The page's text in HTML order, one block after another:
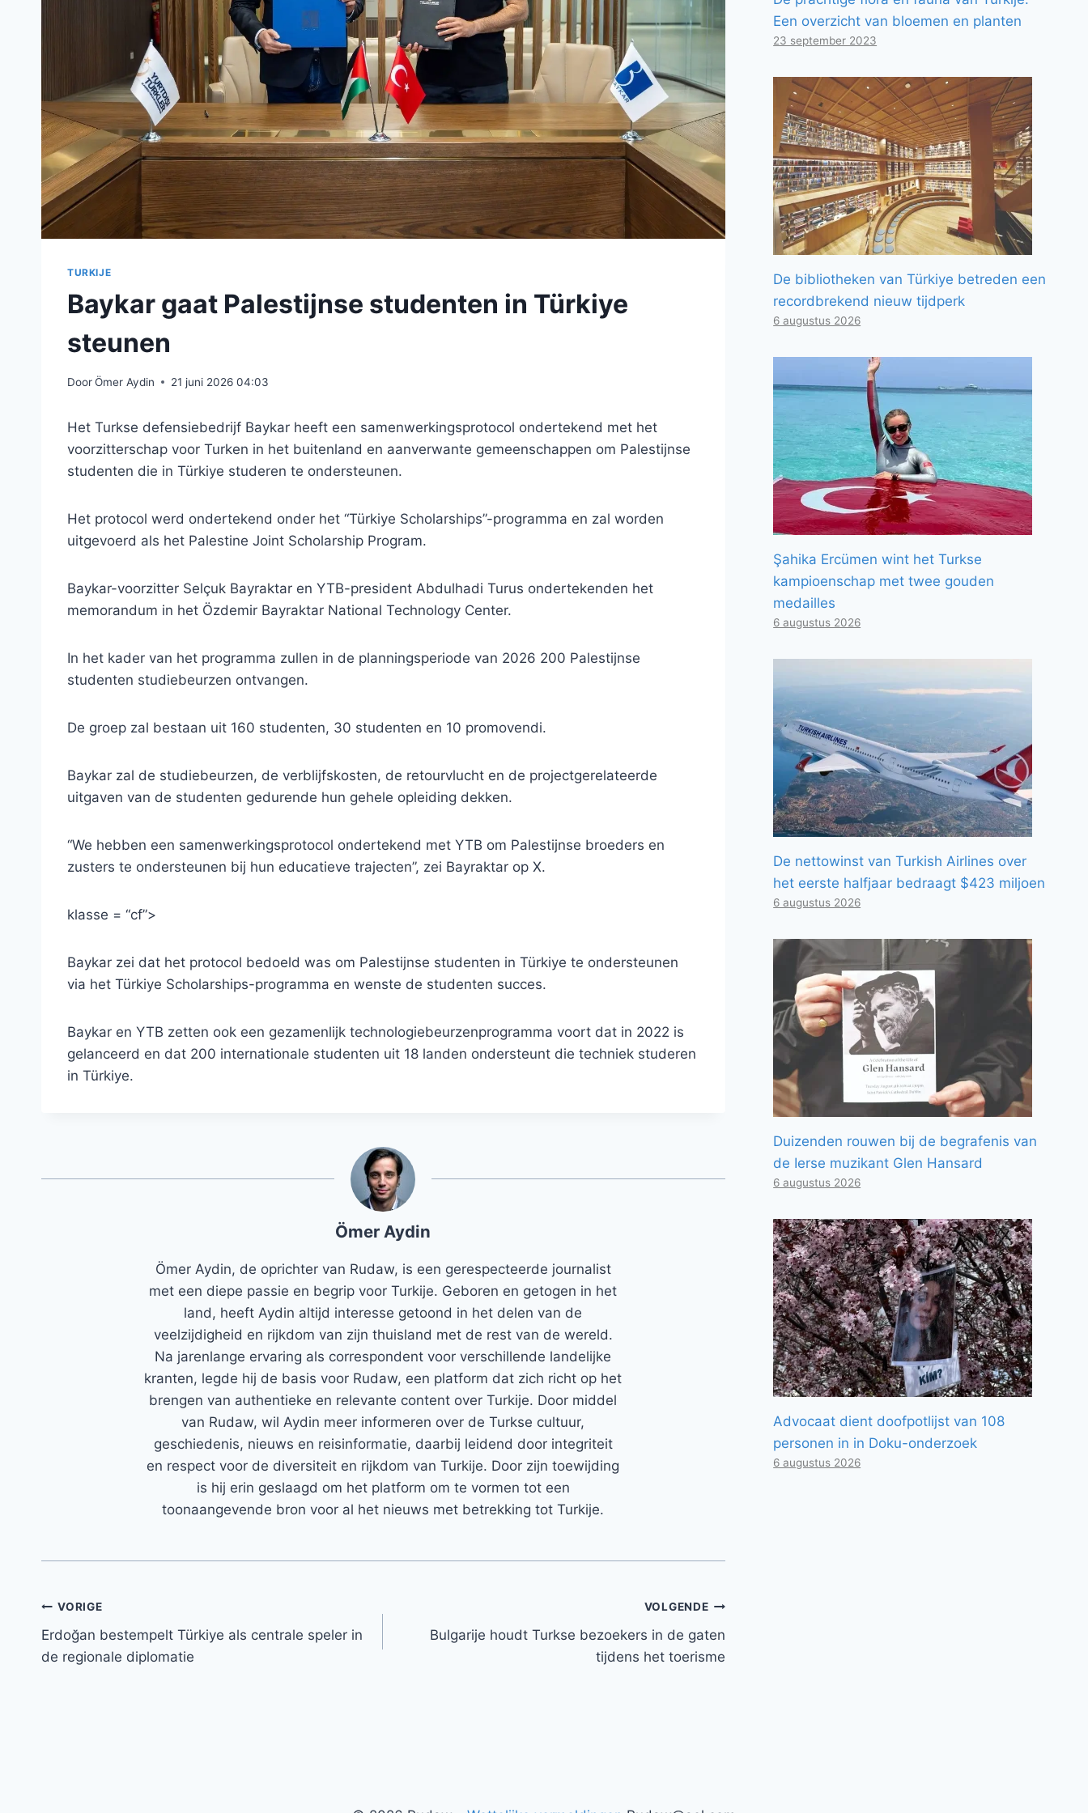
TURKIJE
Baykar gaat Palestijnse studenten in Türkiye
steunen
DoorÖmer Aydin 21 juni 2026 04:03
Het Turkse defensiebedrijf Baykar heeft een samenwerkingsprotocol ondertekend met het
voorzitterschap voor Turken in het buitenland en aanverwante gemeenschappen om Palestijnse
studenten die in Türkiye studeren te ondersteunen.
Het protocol werd ondertekend onder het “Türkiye Scholarships”-programma en zal worden
uitgevoerd als het Palestine Joint Scholarship Program.
Baykar-voorzitter Selçuk Bayraktar en YTB-president Abdulhadi Turus ondertekenden het
memorandum in het Özdemir Bayraktar National Technology Center.
In het kader van het programma zullen in de planningsperiode van 2026 200 Palestijnse
studenten studiebeurzen ontvangen.
De groep zal bestaan ​​uit 160 studenten, 30 studenten en 10 promovendi.
Baykar zal de studiebeurzen, de verblijfskosten, de retourvlucht en de projectgerelateerde
uitgaven van de studenten gedurende hun gehele opleiding dekken.
“We hebben een samenwerkingsprotocol ondertekend met YTB om Palestijnse broeders en
zusters te ondersteunen bij hun educatieve trajecten”, zei Bayraktar op X.
klasse = “cf”>
Baykar zei dat het protocol bedoeld was om Palestijnse studenten in Türkiye te ondersteunen
via het Türkiye Scholarships-programma en wenste de studenten succes.
Baykar en YTB zetten ook een gezamenlijk technologiebeurzenprogramma voort dat in 2022 is
gelanceerd en dat 200 internationale studenten uit 18 landen ondersteunt die techniek studeren
in Türkiye.
Ömer Aydin
Ömer Aydin, de oprichter van Rudaw, is een gerespecteerde journalist
met een diepe passie en begrip voor Turkije. Geboren en getogen in het
land, heeft Aydin altijd interesse getoond in het delen van de
veelzijdigheid en rijkdom van zijn thuisland met de rest van de wereld.
Na jarenlange ervaring als correspondent voor verschillende landelijke
kranten, legde hij de basis voor Rudaw, een platform dat zich richt op het
brengen van authentieke en relevante content over Turkije. Door middel
van Rudaw, wil Aydin meer informeren over de Turkse cultuur,
geschiedenis, nieuws en reisinformatie, daarbij leidend door integriteit
en respect voor de diversiteit en rijkdom van Turkije. Door zijn toewijding
is hij erin geslaagd om het platform om te vormen tot een
toonaangevende bron voor al het nieuws met betrekking tot Turkije.
Bericht
navigatie
VORIGE
Erdoğan bestempelt Türkiye als centrale speler in
de regionale diplomatie
VOLGENDE
Bulgarije houdt Turkse bezoekers in de gaten
tijdens het toerisme
Een overzicht van bloemen en planten
23 september 2023
De bibliotheken van Türkiye betreden een
recordbrekend nieuw tijdperk
6 augustus 2026
Şahika Ercümen wint het Turkse
kampioenschap met twee gouden
medailles
6 augustus 2026
De nettowinst van Turkish Airlines over
het eerste halfjaar bedraagt ​​$423 miljoen
6 augustus 2026
Duizenden rouwen bij de begrafenis van
de Ierse muzikant Glen Hansard
6 augustus 2026
Advocaat dient doofpotlijst van 108
personen in in Doku-onderzoek
6 augustus 2026